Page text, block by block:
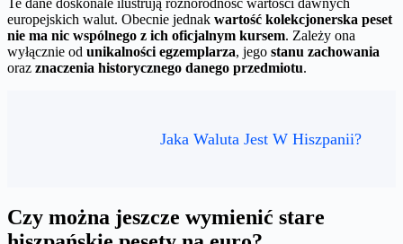
Te dane doskonale ilustrują różnorodność wartości dawnych
europejskich walut. Obecnie jednak wartość kolekcjonerska peset
nie ma nic wspólnego z ich oficjalnym kursem. Zależy ona
wyłącznie od unikalności egzemplarza, jego stanu zachowania
oraz znaczenia historycznego danego przedmiotu.
Jaka Waluta Jest W Hiszpanii?
Czy można jeszcze wymienić stare